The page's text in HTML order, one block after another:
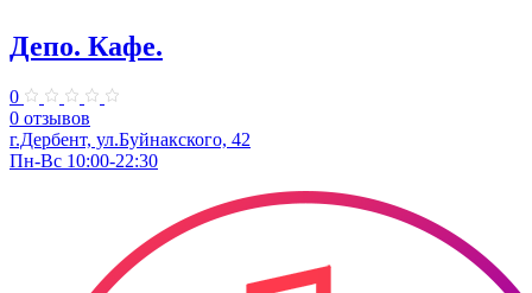
Депо. Кафе.
0
0 отзывов
г.Дербент, ул.Буйнакского, 42
Пн-Вс 10:00-22:30